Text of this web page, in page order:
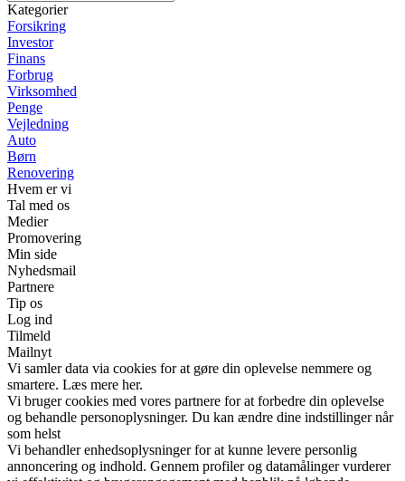
Kategorier
Forsikring
Investor
Finans
Forbrug
Virksomhed
Penge
Vejledning
Auto
Børn
Renovering
Hvem er vi
Tal med os
Medier
Promovering
Min side
Nyhedsmail
Partnere
Tip os
Log ind
Tilmeld
Mailnyt
Vi samler data via cookies for at gøre din oplevelse nemmere og
smartere. Læs mere her.
Vi bruger cookies med vores partnere for at forbedre din oplevelse
og behandle personoplysninger. Du kan ændre dine indstillinger når
som helst
Vi behandler enhedsoplysninger for at kunne levere personlig
annoncering og indhold. Gennem profiler og datamålinger vurderer